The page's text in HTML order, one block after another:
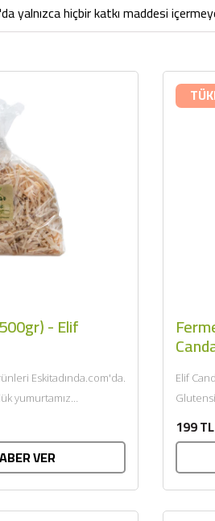
yalnızca hiçbir katkı maddesi
- Elif
Eskitadında.com'da.
yumurtamız
bol...
VER
Elif
199 TL